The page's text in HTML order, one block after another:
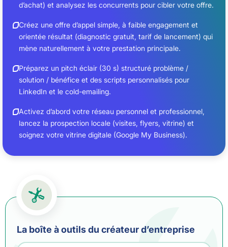
d’achat) et analysez les concurrents pour cibler votre offre.
Créez une offre d’appel simple, à faible engagement et
orientée résultat (diagnostic gratuit, tarif de lancement) qui
mène naturellement à votre prestation principale.
Préparez un pitch éclair (30 s) structuré problème /
solution / bénéfice et des scripts personnalisés pour
LinkedIn et le cold-emailing.
Activez d’abord votre réseau personnel et professionnel,
lancez la prospection locale (visites, flyers, vitrine) et
soignez votre vitrine digitale (Google My Business).
La boîte à outils du créateur d’entreprise